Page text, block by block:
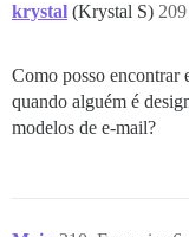
krystal (Krystal S) 209
Como posso encontrar
quando alguém é
modelos de e-mail?